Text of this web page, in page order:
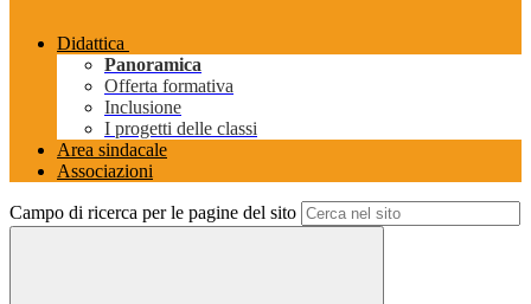
Didattica
Panoramica
Offerta formativa
Inclusione
I progetti delle classi
Area sindacale
Associazioni
Campo di ricerca per le pagine del sito